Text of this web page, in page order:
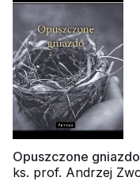
Opuszczone gniazdo
ks. prof. Andrzej